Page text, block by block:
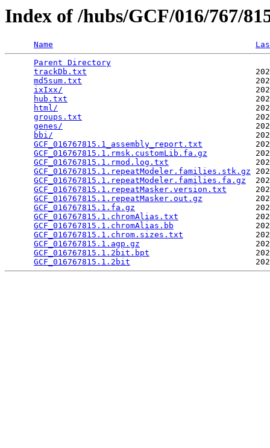
Index of /hubs/GCF/016/767/
Name
Parent Directory
trackDb.txt
md5sum.txt
ixIxx/
hub.txt
html/
groups.txt
genes/
bbi/
GCF_016767815.1_assembly_report.txt
GCF_016767815.1.rmsk.customLib.fa.gz
GCF_016767815.1.rmod.log.txt
GCF_016767815.1.repeatModeler.families.stk.gz
GCF_016767815.1.repeatModeler.families.fa.gz
GCF_016767815.1.repeatMasker.version.txt
GCF_016767815.1.repeatMasker.out.gz
GCF_016767815.1.fa.gz
GCF_016767815.1.chromAlias.txt
GCF_016767815.1.chromAlias.bb
GCF_016767815.1.chrom.sizes.txt
GCF_016767815.1.agp.gz
GCF_016767815.1.2bit.bpt
GCF_016767815.1.2bit